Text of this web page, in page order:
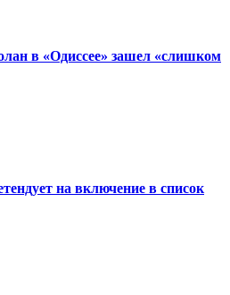
в «Одиссее» зашел «слишком
на включение в список